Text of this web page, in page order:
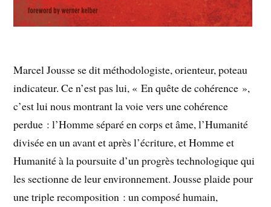
Marcel Jousse se dit méthodologiste, orienteur, poteau
indicateur. Ce n’est pas lui, « En quête de cohérence »,
c’est lui nous montrant la voie vers une cohérence
perdue : l’Homme séparé en corps et âme, l’Humanité
divisée en un avant et après l’écriture, et Homme et
Humanité à la poursuite d’un progrès technologique qui
les sectionne de leur environnement. Jousse plaide pour
une triple recomposition : un composé humain,